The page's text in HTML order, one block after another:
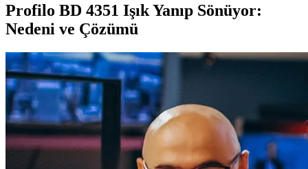
Profilo BD 4351 Işık Yanıp Sönüyor:
Nedeni ve Çözümü